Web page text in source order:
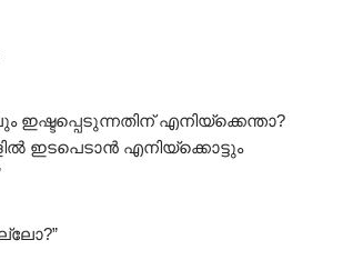
ഇഷ്ടപ്പെടുന്നതിന് എനിയ്‌ക്കെന്താ?
ഇടപെടാൻ എനിയ്ക്കൊട്ടും